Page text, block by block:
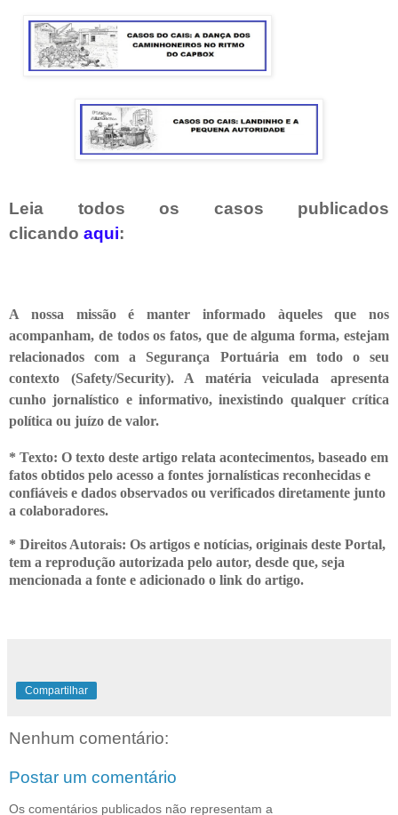
Leia todos os casos publicados
clicando aqui:
A nossa missão é manter informado àqueles que nos
acompanham, de todos os fatos, que de alguma forma, estejam
relacionados com a Segurança Portuária em todo o seu
contexto (Safety/Security). A matéria veiculada apresenta
cunho jornalístico e informativo, inexistindo qualquer crítica
política ou juízo de valor.
* Texto: O texto deste artigo relata acontecimentos, baseado em
fatos obtidos pelo acesso a fontes jornalísticas reconhecidas e
confiáveis e dados observados ou verificados diretamente junto
a colaboradores.
* Direitos Autorais: Os artigos e notícias, originais deste Portal,
tem a reprodução autorizada pelo autor, desde que, seja
mencionada a fonte e adicionado o link do artigo.
Compartilhar
Nenhum comentário:
Postar um comentário
Os comentários publicados não representam a